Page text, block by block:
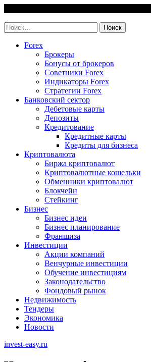
content
Найти:
Forex
Брокеры
Бонусы от брокеров
Советники Forex
Индикаторы Forex
Стратегии Forex
Банковский сектор
Дебетовые карты
Депозиты
Кредитование
Кредитные карты
Кредиты для бизнеса
Криптовалюта
Биржа криптовалют
Криптовалютные кошельки
Обменники криптовалют
Блокчейн
Стейкинг
Бизнес
Бизнес идеи
Бизнес планирование
Франшиза
Инвестиции
Акции компаний
Венчурные инвестиции
Обучение инвестициям
Законодательство
Фондовый рынок
Недвижимость
Тендеры
Экономика
Новости
invest-easy.ru